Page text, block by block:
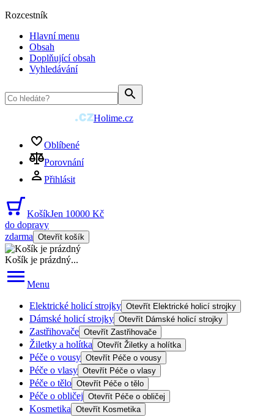
Rozcestník
Hlavní menu
Obsah
Doplňující obsah
Vyhledávání
Holime.cz
Oblíbené
Porovnání
Přihlásit
KošíkJen 10000 Kč
do dopravy
zdarma Otevřít košík
Košík je prázdný...
Menu
Elektrické holicí strojky Otevřít Elektrické holicí strojky
Dámské holicí strojky Otevřít Dámské holicí strojky
Zastřihovače Otevřít Zastřihovače
Žiletky a holítka Otevřít Žiletky a holítka
Péče o vousy Otevřít Péče o vousy
Péče o vlasy Otevřít Péče o vlasy
Péče o tělo Otevřít Péče o tělo
Péče o obličej Otevřít Péče o obličej
Kosmetika Otevřít Kosmetika